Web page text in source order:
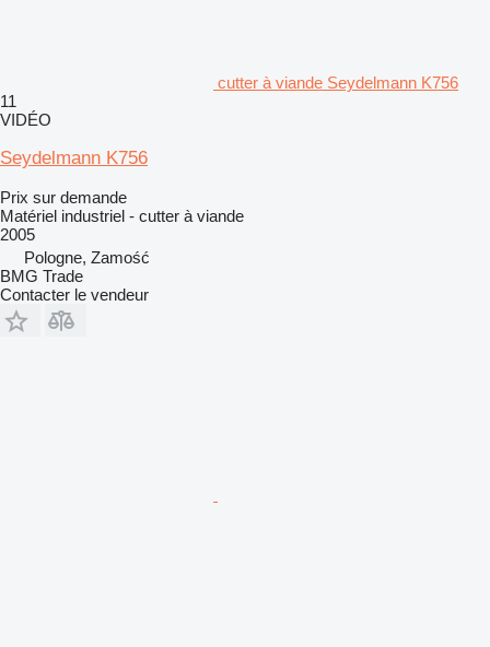
cutter à viande Seydelmann K756
11
VIDÉO
Seydelmann K756
Prix sur demande
Matériel industriel - cutter à viande
2005
Pologne, Zamość
BMG Trade
Contacter le vendeur